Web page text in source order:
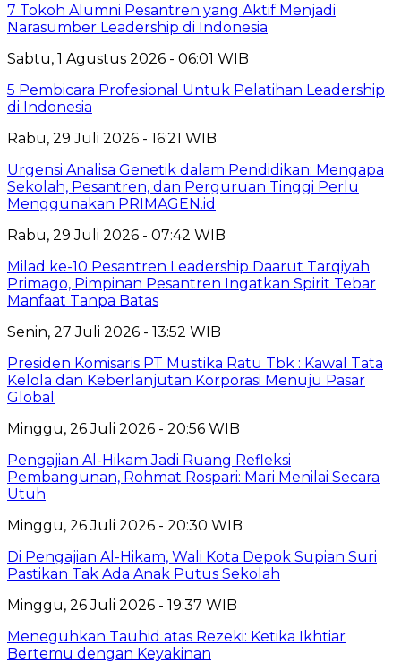
7 Tokoh Alumni Pesantren yang Aktif Menjadi
Narasumber Leadership di Indonesia
Sabtu, 1 Agustus 2026 - 06:01 WIB
5 Pembicara Profesional Untuk Pelatihan Leadership
di Indonesia
Rabu, 29 Juli 2026 - 16:21 WIB
Urgensi Analisa Genetik dalam Pendidikan: Mengapa
Sekolah, Pesantren, dan Perguruan Tinggi Perlu
Menggunakan PRIMAGEN.id
Rabu, 29 Juli 2026 - 07:42 WIB
Milad ke-10 Pesantren Leadership Daarut Tarqiyah
Primago, Pimpinan Pesantren Ingatkan Spirit Tebar
Manfaat Tanpa Batas
Senin, 27 Juli 2026 - 13:52 WIB
Presiden Komisaris PT Mustika Ratu Tbk : Kawal Tata
Kelola dan Keberlanjutan Korporasi Menuju Pasar
Global
Minggu, 26 Juli 2026 - 20:56 WIB
Pengajian Al-Hikam Jadi Ruang Refleksi
Pembangunan, Rohmat Rospari: Mari Menilai Secara
Utuh
Minggu, 26 Juli 2026 - 20:30 WIB
Di Pengajian Al-Hikam, Wali Kota Depok Supian Suri
Pastikan Tak Ada Anak Putus Sekolah
Minggu, 26 Juli 2026 - 19:37 WIB
Meneguhkan Tauhid atas Rezeki: Ketika Ikhtiar
Bertemu dengan Keyakinan